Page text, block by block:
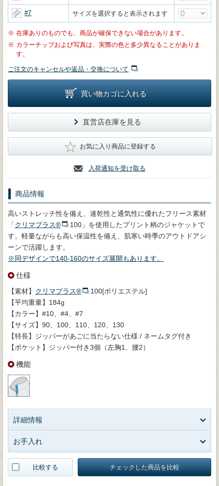
#7 サイズを選択すると表示されます
※ 在庫ありのものでも、商品が確保できない場合があります。
※ カラーチップおよび写真は、実際の色と多少異なることがありま
す。
ご注文のキャンセルや返品・交換について
買い物カゴに入れる
直営店在庫を見る
★ お気に入り商品に登録する
入荷通知を受け取る
商品情報
高いストレッチ性を備え、速乾性と通気性に優れたフリース素材
「クリマプラス®
100」を使用したプリント柄のジャケットで
す。軽量ながらも高い保温性を備え、肌寒い時季のアウトドアシ
ーンで活躍します。
※同デザインで140-160のサイズ展開もあります。
仕様
【素材】 クリマプラス®
100[ポリエステル]
【平均重量】184g
【カラー】#10、#4、#7
【サイズ】90、100、110、120、130
【特長】ジッパーがあごに当たらない仕様 / ネームタグ付き
【ポケット】ジッパー付き3個（左胸1、腰2）
機能
詳細情報
お手入れ
比較する チェックした商品を比較